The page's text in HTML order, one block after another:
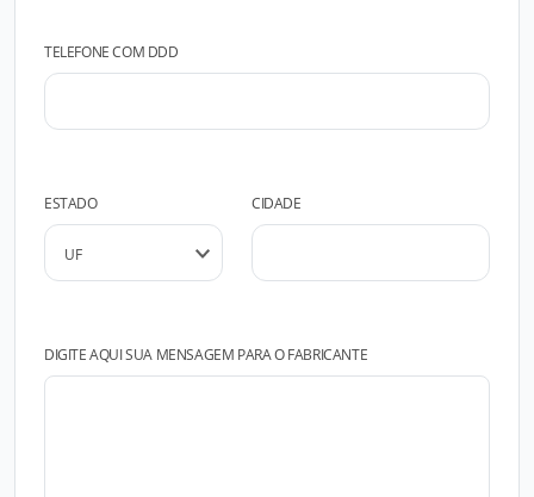
TELEFONE COM DDD
ESTADO CIDADE
DIGITE AQUI SUA MENSAGEM PARA O FABRICANTE